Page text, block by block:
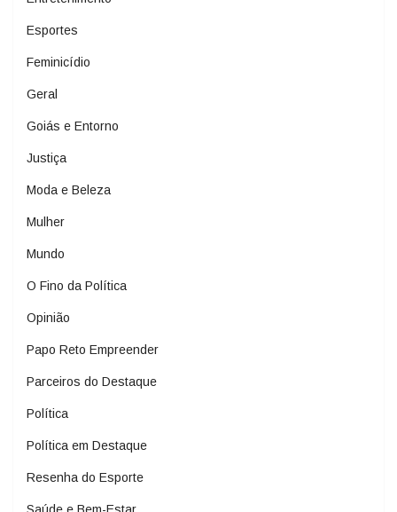
Esportes
Feminicídio
Geral
Goiás e Entorno
Justiça
Moda e Beleza
Mulher
Mundo
O Fino da Política
Opinião
Papo Reto Empreender
Parceiros do Destaque
Política
Política em Destaque
Resenha do Esporte